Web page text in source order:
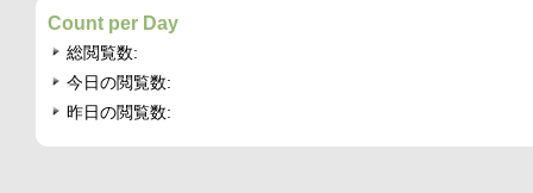
Count per Day
総閲覧数:
今日の閲覧数:
昨日の閲覧数: